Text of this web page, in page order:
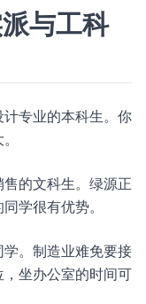
与工科
专业的本科生。你
的文科生。绿源正
学很有优势。
。制造业难免要接
坐办公室的时间可